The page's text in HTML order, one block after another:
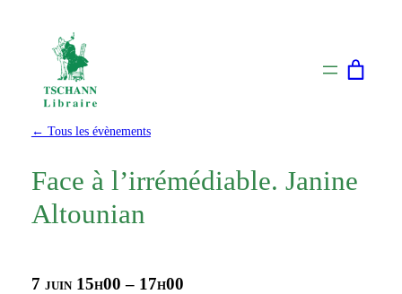
← Tous les évènements
Face à l’irrémédiable. Janine
Altounian
7 juin 15h00– 17h00